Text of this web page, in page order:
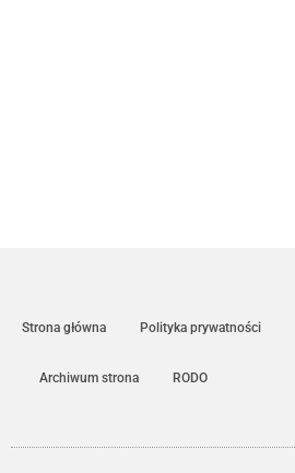
Strona główna Polityka prywatności
Archiwum strona RODO